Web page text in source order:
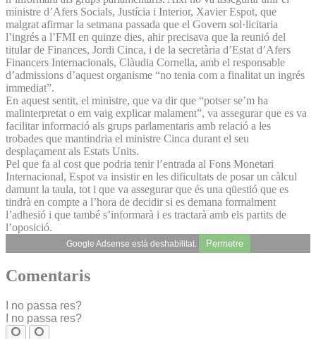
ministre d’Afers Socials, Justícia i Interior, Xavier Espot, que
malgrat afirmar la setmana passada que el Govern sol·licitaria
l’ingrés a l’FMI en quinze dies, ahir precisava que la reunió del
titular de Finances, Jordi Cinca, i de la secretària d’Estat d’Afers
Financers Internacionals, Clàudia Cornella, amb el responsable
d’admissions d’aquest organisme “no tenia com a finalitat un ingrés
immediat”.
En aquest sentit, el ministre, que va dir que “potser se’m ha
malinterpretat o em vaig explicar malament”, va assegurar que es va
facilitar informació als grups parlamentaris amb relació a les
trobades que mantindria el ministre Cinca durant el seu
desplaçament als Estats Units.
Pel que fa al cost que podria tenir l’entrada al Fons Monetari
Internacional, Espot va insistir en les dificultats de posar un càlcul
damunt la taula, tot i que va assegurar que és una qüestió que es
tindrà en compte a l’hora de decidir si es demana formalment
l’adhesió i que també s’informarà i es tractarà amb els partits de
l’oposició.
Google Adsense està deshabilitat. Permetre
Comentaris
I no passa res?
I no passa res?